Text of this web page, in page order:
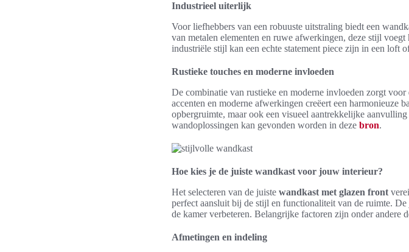
Industrieel uiterlijk
Voor liefhebbers van een robuuste uitstraling biedt een
van metalen elementen en ruwe afwerkingen, deze stijl
industriële stijl kan een echte statement piece zijn in een loft
Rustieke touches en moderne invloeden
De combinatie van rustieke en moderne invloeden zorgt
accenten en moderne afwerkingen creëert een harmonieuze
opbergruimte, maar ook een visueel aantrekkelijke
wandoplossingen kan gevonden worden in deze bron.
Hoe kies je de juiste wandkast voor jouw interieur?
Het selecteren van de juiste wandkast met glazen front
perfect aansluit bij de stijl en functionaliteit van de ruimte.
de kamer verbeteren. Belangrijke factoren zijn onder andere
Afmetingen en indeling